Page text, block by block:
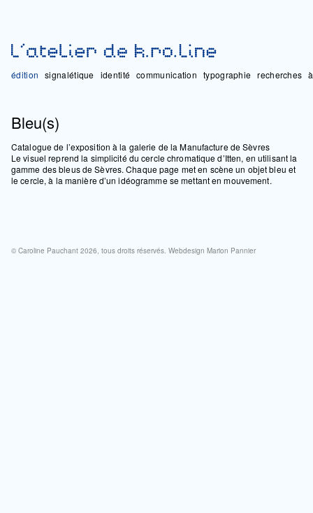
édition signalétique identité communication typographie recherches
Bleu(s)
Catalogue de l’exposition à la galerie de la Manufacture de Sèvres
Le visuel reprend la simplicité du cercle chromatique d’Itten, en utilisant la
gamme des bleus de Sèvres. Chaque page met en scène un objet bleu et
le cercle, à la manière d’un idéogramme se mettant en mouvement.
© Caroline Pauchant 2026, tous droits réservés. Webdesign Marion Pannier